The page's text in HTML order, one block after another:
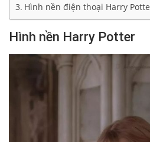
Hình nền điện thoại Harry
Hình nền Harry Potter